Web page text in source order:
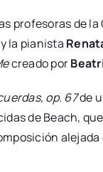
pro­fe­so­ras de
y la pia­nis­ta
crea­do por
op. 67de
de Beach,